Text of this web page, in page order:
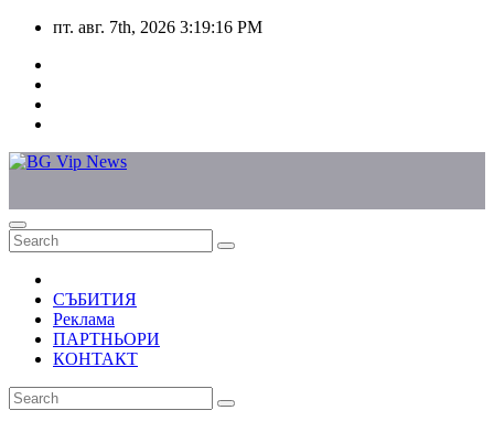
Skip
content
пт. авг. 7th, 2026 3:19:16 PM
СЪБИТИЯ
Реклама
ПАРТНЬОРИ
КОНТАКТ